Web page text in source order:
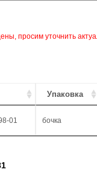
просим уточнить
Упаковка
01 бочка